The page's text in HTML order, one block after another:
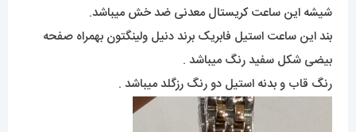
شیشه این ساعت کریستال معدنی ضد خش میباشد.
بند این ساعت استیل فابریک برند دنیل ولینگتون بهمراه صفحه
بیضی شکل سفید رنگ میباشد .
رنگ قاب و بدنه استیل دو رنگ رزگلد میباشد .